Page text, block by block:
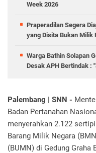
Week 2026
Praperadilan Segera
yang Disita Bukan Milik
Warga Bathin Solapan
Desak APH Bertindak :
Palembang | SNN -
Badan Pertanahan
menyerahkan 2.122
Barang Milik Negara
(BUMN) di Gedung Graha